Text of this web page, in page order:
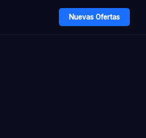
Nuevas Ofertas